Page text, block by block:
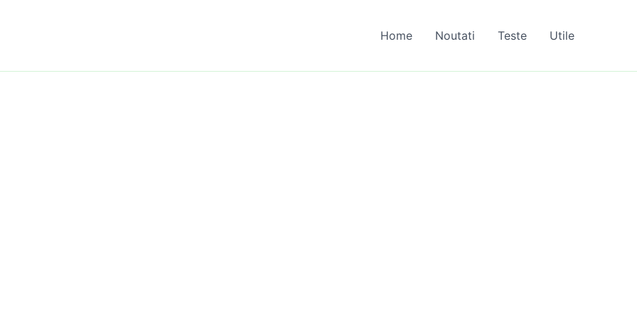
Home Noutati Teste Utile